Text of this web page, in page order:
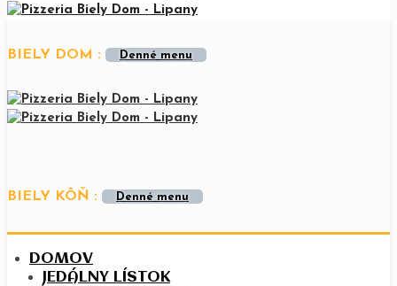
BIELY DOM : Denné menu
BIELY KÔŇ : Denné menu
DOMOV
JEDÁLNY LÍSTOK